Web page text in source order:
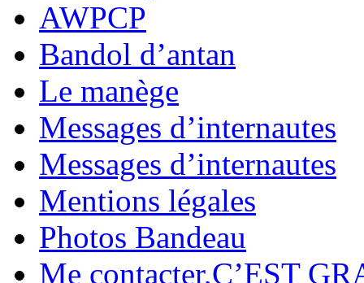
AWPCP
Bandol d’antan
Le manège
Messages d’internautes
Messages d’internautes
Mentions légales
Photos Bandeau
Me contacter,C’EST